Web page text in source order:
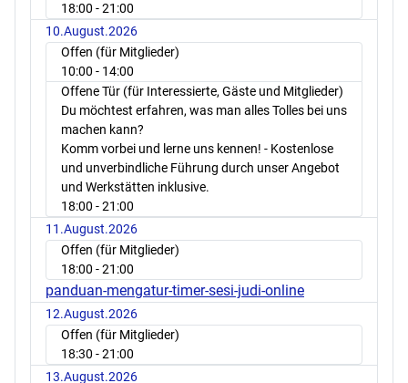
18:00 - 21:00
10.August.2026
Offen (für Mitglieder)
10:00 - 14:00
Offene Tür (für Interessierte, Gäste und Mitglieder)
Du möchtest erfahren, was man alles Tolles bei uns
machen kann?
Komm vorbei und lerne uns kennen! - Kostenlose
und unverbindliche Führung durch unser Angebot
und Werkstätten inklusive.
18:00 - 21:00
11.August.2026
Offen (für Mitglieder)
18:00 - 21:00
panduan-mengatur-timer-sesi-judi-online
12.August.2026
Offen (für Mitglieder)
18:30 - 21:00
13.August.2026